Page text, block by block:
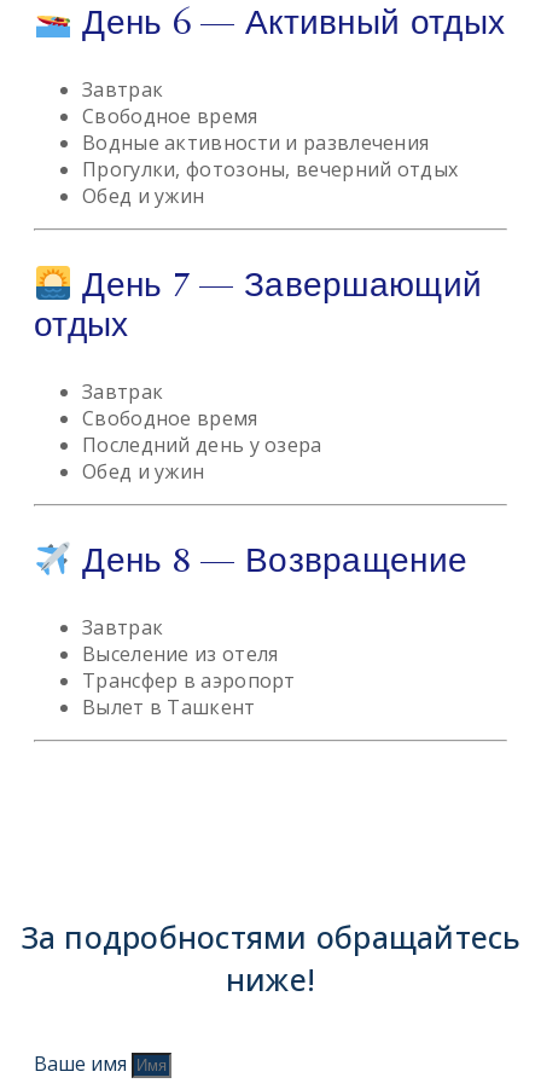
День 6 — Активный отдых
Завтрак
Свободное время
Водные активности и развлечения
Прогулки, фотозоны, вечерний отдых
Обед и ужин
День 7 — Завершающий
отдых
Завтрак
Свободное время
Последний день у озера
Обед и ужин
День 8 — Возвращение
Завтрак
Выселение из отеля
Трансфер в аэропорт
Вылет в Ташкент
За подробностями обращайтесь
ниже!
Ваше имя